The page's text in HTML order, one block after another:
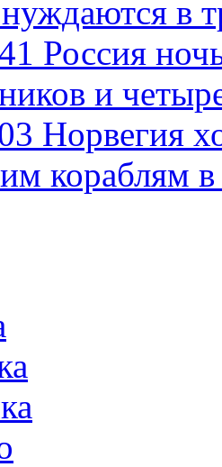
нуждаются в
Россия
и
Норвегия
кораблям